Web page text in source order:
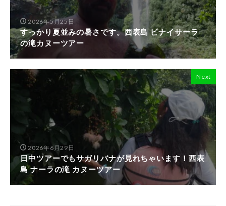
2026年5月25日
すっかり夏並みの暑さです。西表島 ピナイサーラ
の滝カヌーツアー
Next
2026年6月29日
日中ツアーでもサガリバナが見れちゃいます！西表
島 ナーラの滝 カヌーツアー